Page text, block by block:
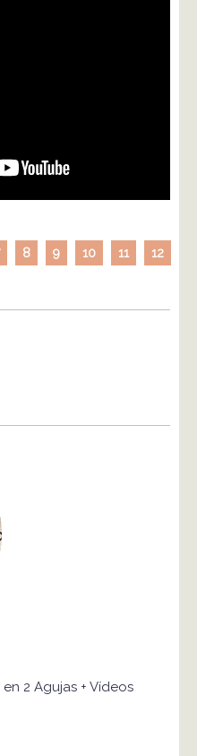
8 9 10 11 12
2 Agujas + Vídeos